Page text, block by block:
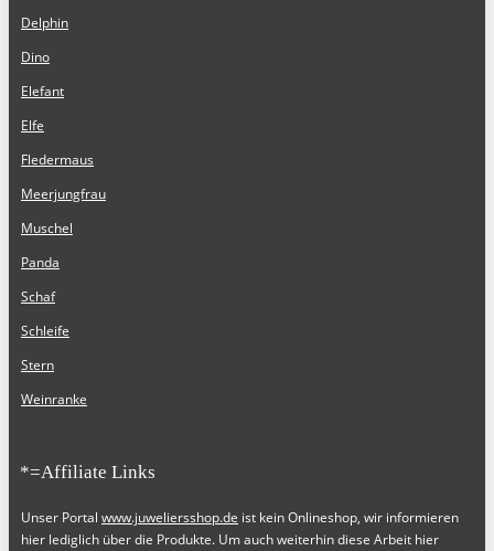
Delphin
Dino
Elefant
Elfe
Fledermaus
Meerjungfrau
Muschel
Panda
Schaf
Schleife
Stern
Weinranke
*=Affiliate Links
Unser Portal www.juweliersshop.de ist kein Onlineshop, wir informieren
hier lediglich über die Produkte. Um auch weiterhin diese Arbeit hier